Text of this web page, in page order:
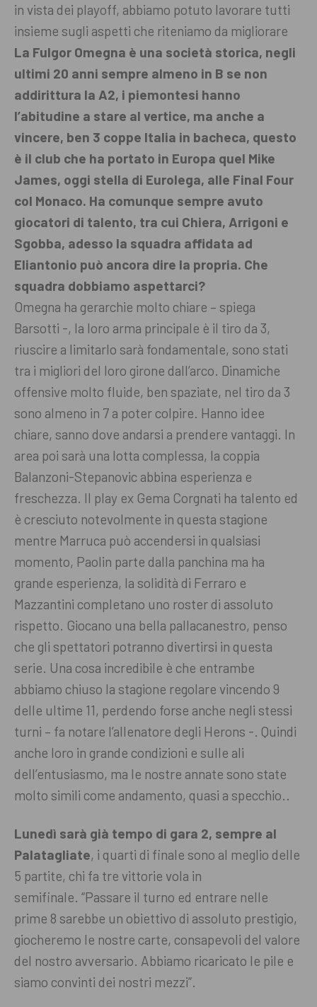
in vista dei playoff, abbiamo potuto lavorare tutti
insieme sugli aspetti che riteniamo da migliorare
La Fulgor Omegna è una società storica, negli
ultimi 20 anni sempre almeno in B se non
addirittura la A2, i piemontesi hanno
l’abitudine a stare al vertice, ma anche a
vincere, ben 3 coppe Italia in bacheca, questo
è il club che ha portato in Europa quel Mike
James, oggi stella di Eurolega, alle Final Four
col Monaco. Ha comunque sempre avuto
giocatori di talento, tra cui Chiera, Arrigoni e
Sgobba, adesso la squadra affidata ad
Eliantonio può ancora dire la propria. Che
squadra dobbiamo aspettarci?
Omegna ha gerarchie molto chiare – spiega
Barsotti -, la loro arma principale è il tiro da 3,
riuscire a limitarlo sarà fondamentale, sono stati
tra i migliori del loro girone dall’arco. Dinamiche
offensive molto fluide, ben spaziate, nel tiro da 3
sono almeno in 7 a poter colpire. Hanno idee
chiare, sanno dove andarsi a prendere vantaggi. In
area poi sarà una lotta complessa, la coppia
Balanzoni-Stepanovic abbina esperienza e
freschezza. Il play ex Gema Corgnati ha talento ed
è cresciuto notevolmente in questa stagione
mentre Marruca può accendersi in qualsiasi
momento, Paolin parte dalla panchina ma ha
grande esperienza, la solidità di Ferraro e
Mazzantini completano uno roster di assoluto
rispetto. Giocano una bella pallacanestro, penso
che gli spettatori potranno divertirsi in questa
serie. Una cosa incredibile è che entrambe
abbiamo chiuso la stagione regolare vincendo 9
delle ultime 11, perdendo forse anche negli stessi
turni – fa notare l’allenatore degli Herons -. Quindi
anche loro in grande condizioni e sulle ali
dell’entusiasmo, ma le nostre annate sono state
molto simili come andamento, quasi a specchio..
Lunedì sarà già tempo di gara 2, sempre al
Palatagliate, i quarti di finale sono al meglio delle
5 partite, chi fa tre vittorie vola in
semifinale. “Passare il turno ed entrare nelle
prime 8 sarebbe un obiettivo di assoluto prestigio,
giocheremo le nostre carte, consapevoli del valore
del nostro avversario. Abbiamo ricaricato le pile e
siamo convinti dei nostri mezzi”.